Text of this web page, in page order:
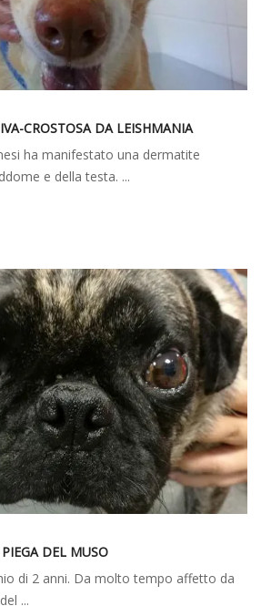
CROSTOSA DA LEISHMANIA
ha manifestato una dermatite
e della testa. ...
DEL MUSO
di 2 anni. Da molto tempo affetto da
...